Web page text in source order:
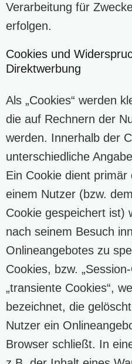
Verarbeitung für
erfolgen.
Cookies und
Direktwerbung
Als „Cookies“ werden
die auf Rechnern der
werden. Innerhalb der
unterschiedliche
Ein Cookie dient
einem Nutzer (bzw.
Cookie gespeichert ist)
nach seinem Besuch
Onlineangebotes zu
Cookies, bzw.
„transiente Cookies“,
bezeichnet, die
Nutzer ein
Browser schließt. In